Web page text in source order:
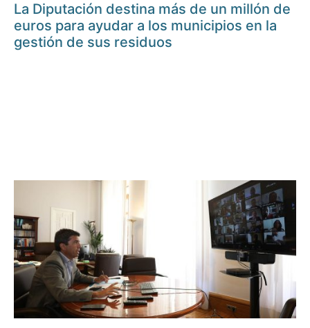
La Diputación destina más de un millón de
euros para ayudar a los municipios en la
gestión de sus residuos